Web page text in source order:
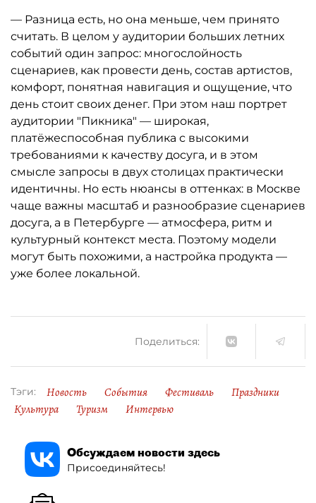
— Разница есть, но она меньше, чем принято
считать. В целом у аудитории больших летних
событий один запрос: многослойность
сценариев, как провести день, состав артистов,
комфорт, понятная навигация и ощущение, что
день стоит своих денег. При этом наш портрет
аудитории "Пикника" — широкая,
платёжеспособная публика с высокими
требованиями к качеству досуга, и в этом
смысле запросы в двух столицах практически
идентичны. Но есть нюансы в оттенках: в Москве
чаще важны масштаб и разнообразие сценариев
досуга, а в Петербурге — атмосфера, ритм и
культурный контекст места. Поэтому модели
могут быть похожими, а настройка продукта —
уже более локальной.
Поделиться:
Тэги: Новость События Фестиваль
Праздники
Культура
Туризм Интервью
Обсуждаем новости здесь
Присоединяйтесь!